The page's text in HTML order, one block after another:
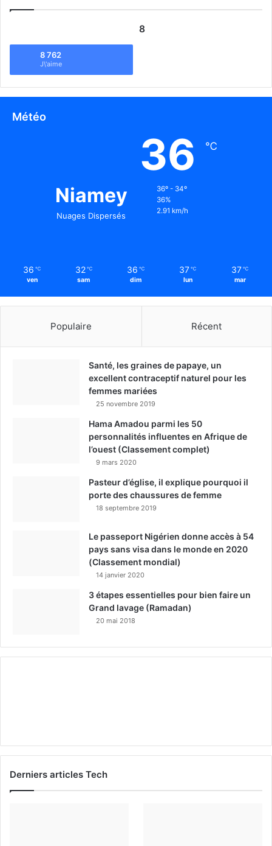
8
8 762
J\'aime
Météo
Niamey
Nuages Dispersés
36 ℃
36º - 34º
36%
2.91 km/h
36 ℃
ven
32 ℃
sam
36 ℃
dim
37 ℃
lun
37 ℃
mar
Populaire Récent
Santé, les graines de papaye, un
excellent contraceptif naturel pour les
femmes mariées
25 novembre 2019
Hama Amadou parmi les 50
personnalités influentes en Afrique de
l’ouest (Classement complet)
9 mars 2020
Pasteur d’église, il explique pourquoi il
porte des chaussures de femme
18 septembre 2019
Le passeport Nigérien donne accès à 54
pays sans visa dans le monde en 2020
(Classement mondial)
14 janvier 2020
3 étapes essentielles pour bien faire un
Grand lavage (Ramadan)
20 mai 2018
Derniers articles Tech